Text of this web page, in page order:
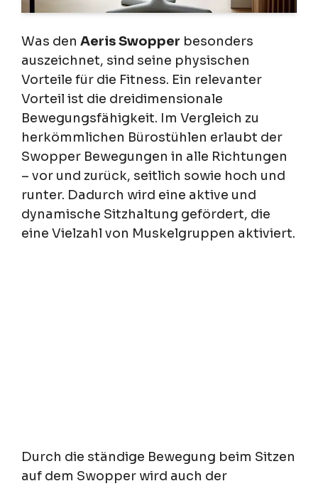
Was den Aeris Swopper besonders
auszeichnet, sind seine physischen
Vorteile für die Fitness. Ein relevanter
Vorteil ist die dreidimensionale
Bewegungsfähigkeit. Im Vergleich zu
herkömmlichen Bürostühlen erlaubt der
Swopper Bewegungen in alle Richtungen
– vor und zurück, seitlich sowie hoch und
runter. Dadurch wird eine aktive und
dynamische Sitzhaltung gefördert, die
eine Vielzahl von Muskelgruppen aktiviert.
Durch die ständige Bewegung beim Sitzen
auf dem Swopper wird auch der